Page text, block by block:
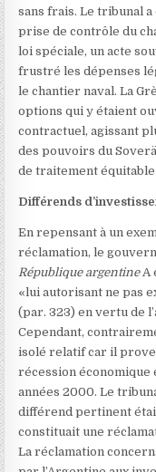
sans frais. Le tribunal
prise de contrôle du
loi spéciale, un acte
frustré les dépenses
le chantier naval. La
options qui y étaient
contractuel, agissant
des pouvoirs du
de traitement
Différends
En repensant à un
réclamation, le
République argentineA
«lui autorisant ne pas
(par. 323) en vertu de
Cependant,
isolé relatif car il
récession économique
années 2000. Le
différend pertinent
constituait une
La réclamation